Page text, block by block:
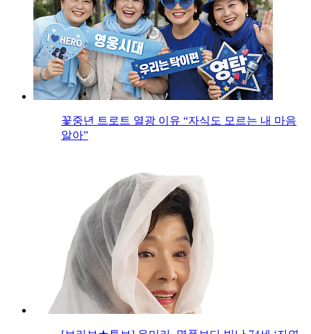
꽃중년 트로트 열광 이유 “자식도 모르는 내 마음
알아”